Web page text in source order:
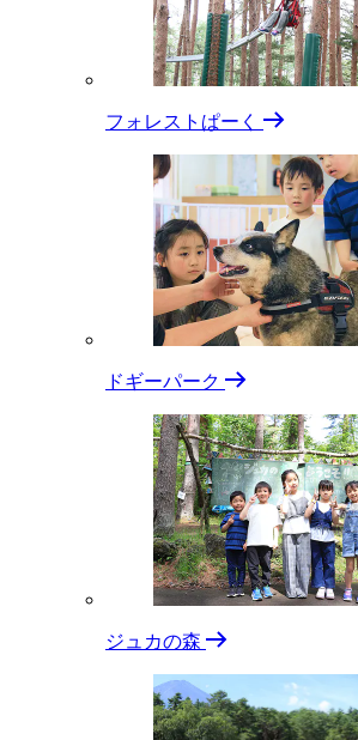
フォレストぱーく
ドギーパーク
ジュカの森